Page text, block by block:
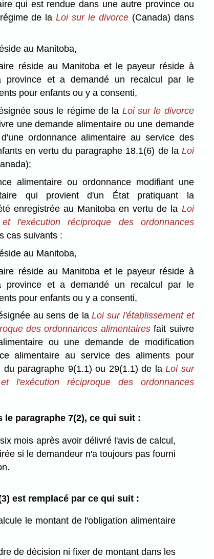
qui est rendue dans une autre province ou
de laLoi sur le divorce (Canada) dans
au Manitoba,
réside au Manitoba et le payeur réside à
province et a demandé un recalcul par le
pour enfants ou y a consenti,
sous le régime de la Loi sur le divorce
une demande alimentaire ou une demande
ordonnance alimentaire au service des
en vertu du paragraphe 18.1(6) de la Loi
alimentaire ou ordonnance modifiant une
qui provient d'un État pratiquant la
enregistrée au Manitoba en vertu de la Loi
l'exécution réciproque des ordonnances
cas suivants :
au Manitoba,
réside au Manitoba et le payeur réside à
province et a demandé un recalcul par le
pour enfants ou y a consenti,
au sens de laLoi sur l'établissement et
des ordonnances alimentairesfait suivre
ou une demande de modification
alimentaire au service des aliments pour
du paragraphe 9(1.1) ou 29(1.1) de laLoi sur
l'exécution réciproque des ordonnances
le paragraphe 7(2), ce qui suit :
mois après avoir délivré l'avis de calcul,
si le demandeur n'a toujours pas fourni
est remplacé par ce qui suit :
le montant de l'obligation alimentaire
de décision ni fixer de montant dans les